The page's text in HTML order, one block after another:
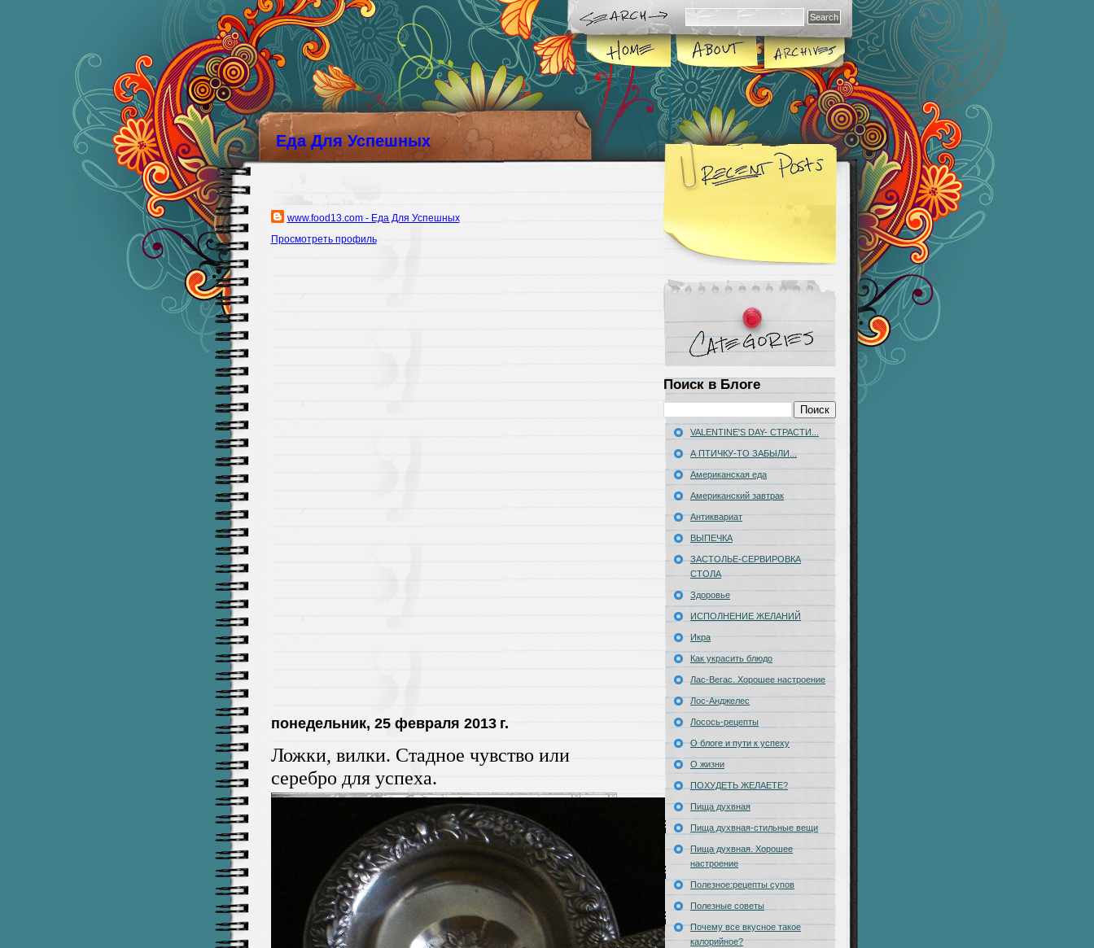
Еда Для Успешных
www.food13.com - Еда Для Успешных
Просмотреть профиль
понедельник, 25 февраля 2013 г.
Ложки, вилки. Стадное чувство или
серебро для успеха.
Поиск в Блоге
VALENTINE'S DAY- СТРАСТИ...
А ПТИЧКУ-ТО ЗАБЫЛИ...
Американская еда
Американский завтрак
Антиквариат
ВЫПЕЧКА
ЗАСТОЛЬЕ-CЕРВИРОВКА
СТОЛА
Здоровье
ИСПОЛНЕНИЕ ЖЕЛАНИЙ
Икра
Как украсить блюдо
Лас-Вегас. Хорошее настроение
Лос-Анджелес
Лосось-рецепты
О блоге и пути к успеху
О жизни
ПОХУДЕТЬ ЖЕЛАЕТЕ?
Пища духвная
Пища духвная-стильные вещи
Пища духвная. Хорошее
настроение
Полезное:рецепты супов
Полезные советы
Почему все вкусное такое
калорийное?